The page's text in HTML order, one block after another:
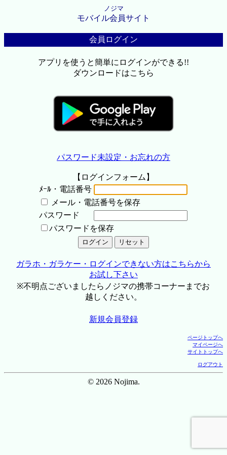
ノジマ
モバイル会員サイト
会員ログイン
アプリを使うと簡単にログインができる!!
ダウンロードはこちら
パスワード未設定・お忘れの方
【ログインフォーム】
ﾒｰﾙ・電話番号
メール・電話番号を保存
パスワード
パスワードを保存
ガラホ・ガラケー・ログインできない方はこちらから
お試し下さい
※不明点ございましたらノジマの携帯コーナーまでお
越しください。
新規会員登録
ページトップへ
マイページへ
サイトトップへ
ログアウト
© 2026 Nojima.